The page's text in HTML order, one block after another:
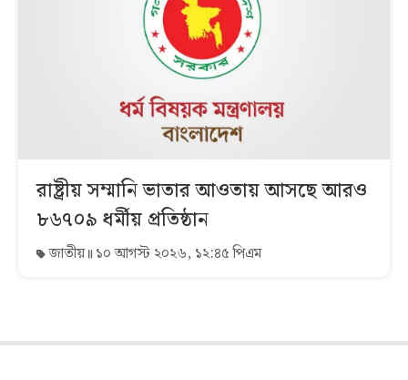
রাষ্ট্রীয় সম্মানি ভাতার আওতায় আসছে আরও
৮৬৭০৯ ধর্মীয় প্রতিষ্ঠান
জাতীয় ১০ আগস্ট ২০২৬, ১২:৪৫ পিএম